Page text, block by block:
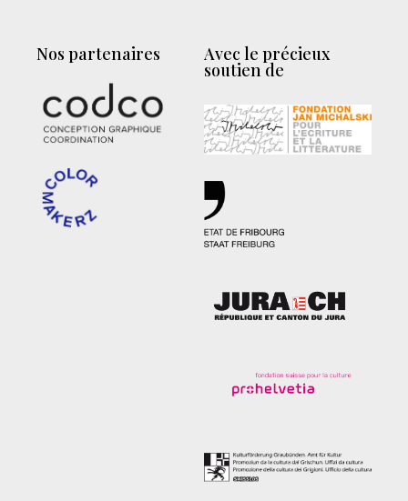
Nos partenaires Avec le précieux
soutien de